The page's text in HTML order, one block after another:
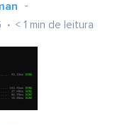
< 1 min de leitura